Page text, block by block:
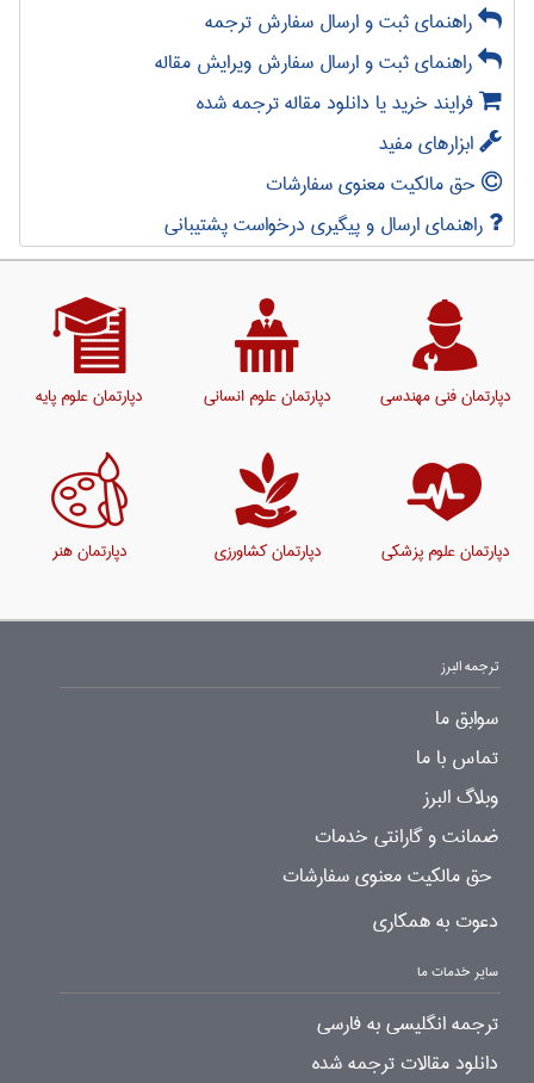
راهنمای ثبت و ارسال سفارش ترجمه
راهنمای ثبت و ارسال سفارش ویرایش مقاله
فرایند خرید یا دانلود مقاله ترجمه شده
ابزارهای مفید
حق مالکیت معنوی سفارشات
راهنمای ارسال و پیگیری درخواست پشتیبانی
دپارتمان فنی مهندسی دپارتمان علوم انسانی دپارتمان علوم پایه
دپارتمان علوم پزشکی دپارتمان کشاورزی دپارتمان هنر
ترجمه البرز
سوابق ما
تماس با ما
وبلاگ البرز
ضمانت و گارانتی خدمات
حق مالکیت معنوی سفارشات
دعوت به همکاری
سایر خدمات ما
ترجمه انگلیسی به فارسی
دانلود مقالات ترجمه شده